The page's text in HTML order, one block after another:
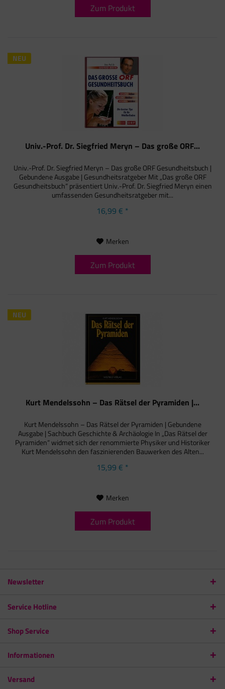
Zum Produkt
NEU
Univ.-Prof. Dr. Siegfried Meryn – Das große ORF...
Univ.-Prof. Dr. Siegfried Meryn – Das große ORF Gesundheitsbuch |
Gebundene Ausgabe | Gesundheitsratgeber Mit „Das große ORF
Gesundheitsbuch“ präsentiert Univ.-Prof. Dr. Siegfried Meryn einen
umfassenden Gesundheitsratgeber mit...
16,99 € *
Merken
Zum Produkt
NEU
Kurt Mendelssohn – Das Rätsel der Pyramiden |...
Kurt Mendelssohn – Das Rätsel der Pyramiden | Gebundene
Ausgabe | Sachbuch Geschichte & Archäologie In „Das Rätsel der
Pyramiden“ widmet sich der renommierte Physiker und Historiker
Kurt Mendelssohn den faszinierenden Bauwerken des Alten...
15,99 € *
Merken
Zum Produkt
Newsletter
Service Hotline
Shop Service
Informationen
Versand